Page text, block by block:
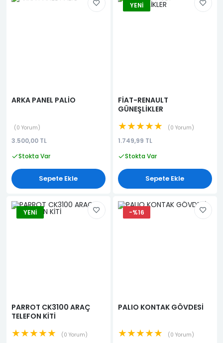
ARKA PANEL PALİO
0 Yorum
3.500,00 TL
Stokta Var
Sepete Ekle
YENI
FİAT-RENAULT
GÜNEŞLİKLER
★★★★★ 0 Yorum
1.749,99 TL
Stokta Var
Sepete Ekle
YENI
PARROT CK3100 ARAÇ
TELEFON KİTİ
★★★★★ 0 Yorum
-%16
PALIO KONTAK GÖVDESİ
★★★★★ 0 Yorum